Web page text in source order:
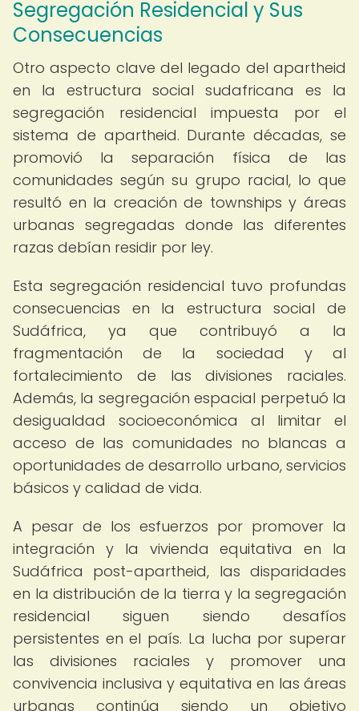
Segregación Residencial y Sus
Consecuencias
Otro aspecto clave del legado del apartheid
en la estructura social sudafricana es la
segregación residencial impuesta por el
sistema de apartheid. Durante décadas, se
promovió la separación física de las
comunidades según su grupo racial, lo que
resultó en la creación de townships y áreas
urbanas segregadas donde las diferentes
razas debían residir por ley.
Esta segregación residencial tuvo profundas
consecuencias en la estructura social de
Sudáfrica, ya que contribuyó a la
fragmentación de la sociedad y al
fortalecimiento de las divisiones raciales.
Además, la segregación espacial perpetuó la
desigualdad socioeconómica al limitar el
acceso de las comunidades no blancas a
oportunidades de desarrollo urbano, servicios
básicos y calidad de vida.
A pesar de los esfuerzos por promover la
integración y la vivienda equitativa en la
Sudáfrica post-apartheid, las disparidades
en la distribución de la tierra y la segregación
residencial siguen siendo desafíos
persistentes en el país. La lucha por superar
las divisiones raciales y promover una
convivencia inclusiva y equitativa en las áreas
urbanas continúa siendo un objetivo